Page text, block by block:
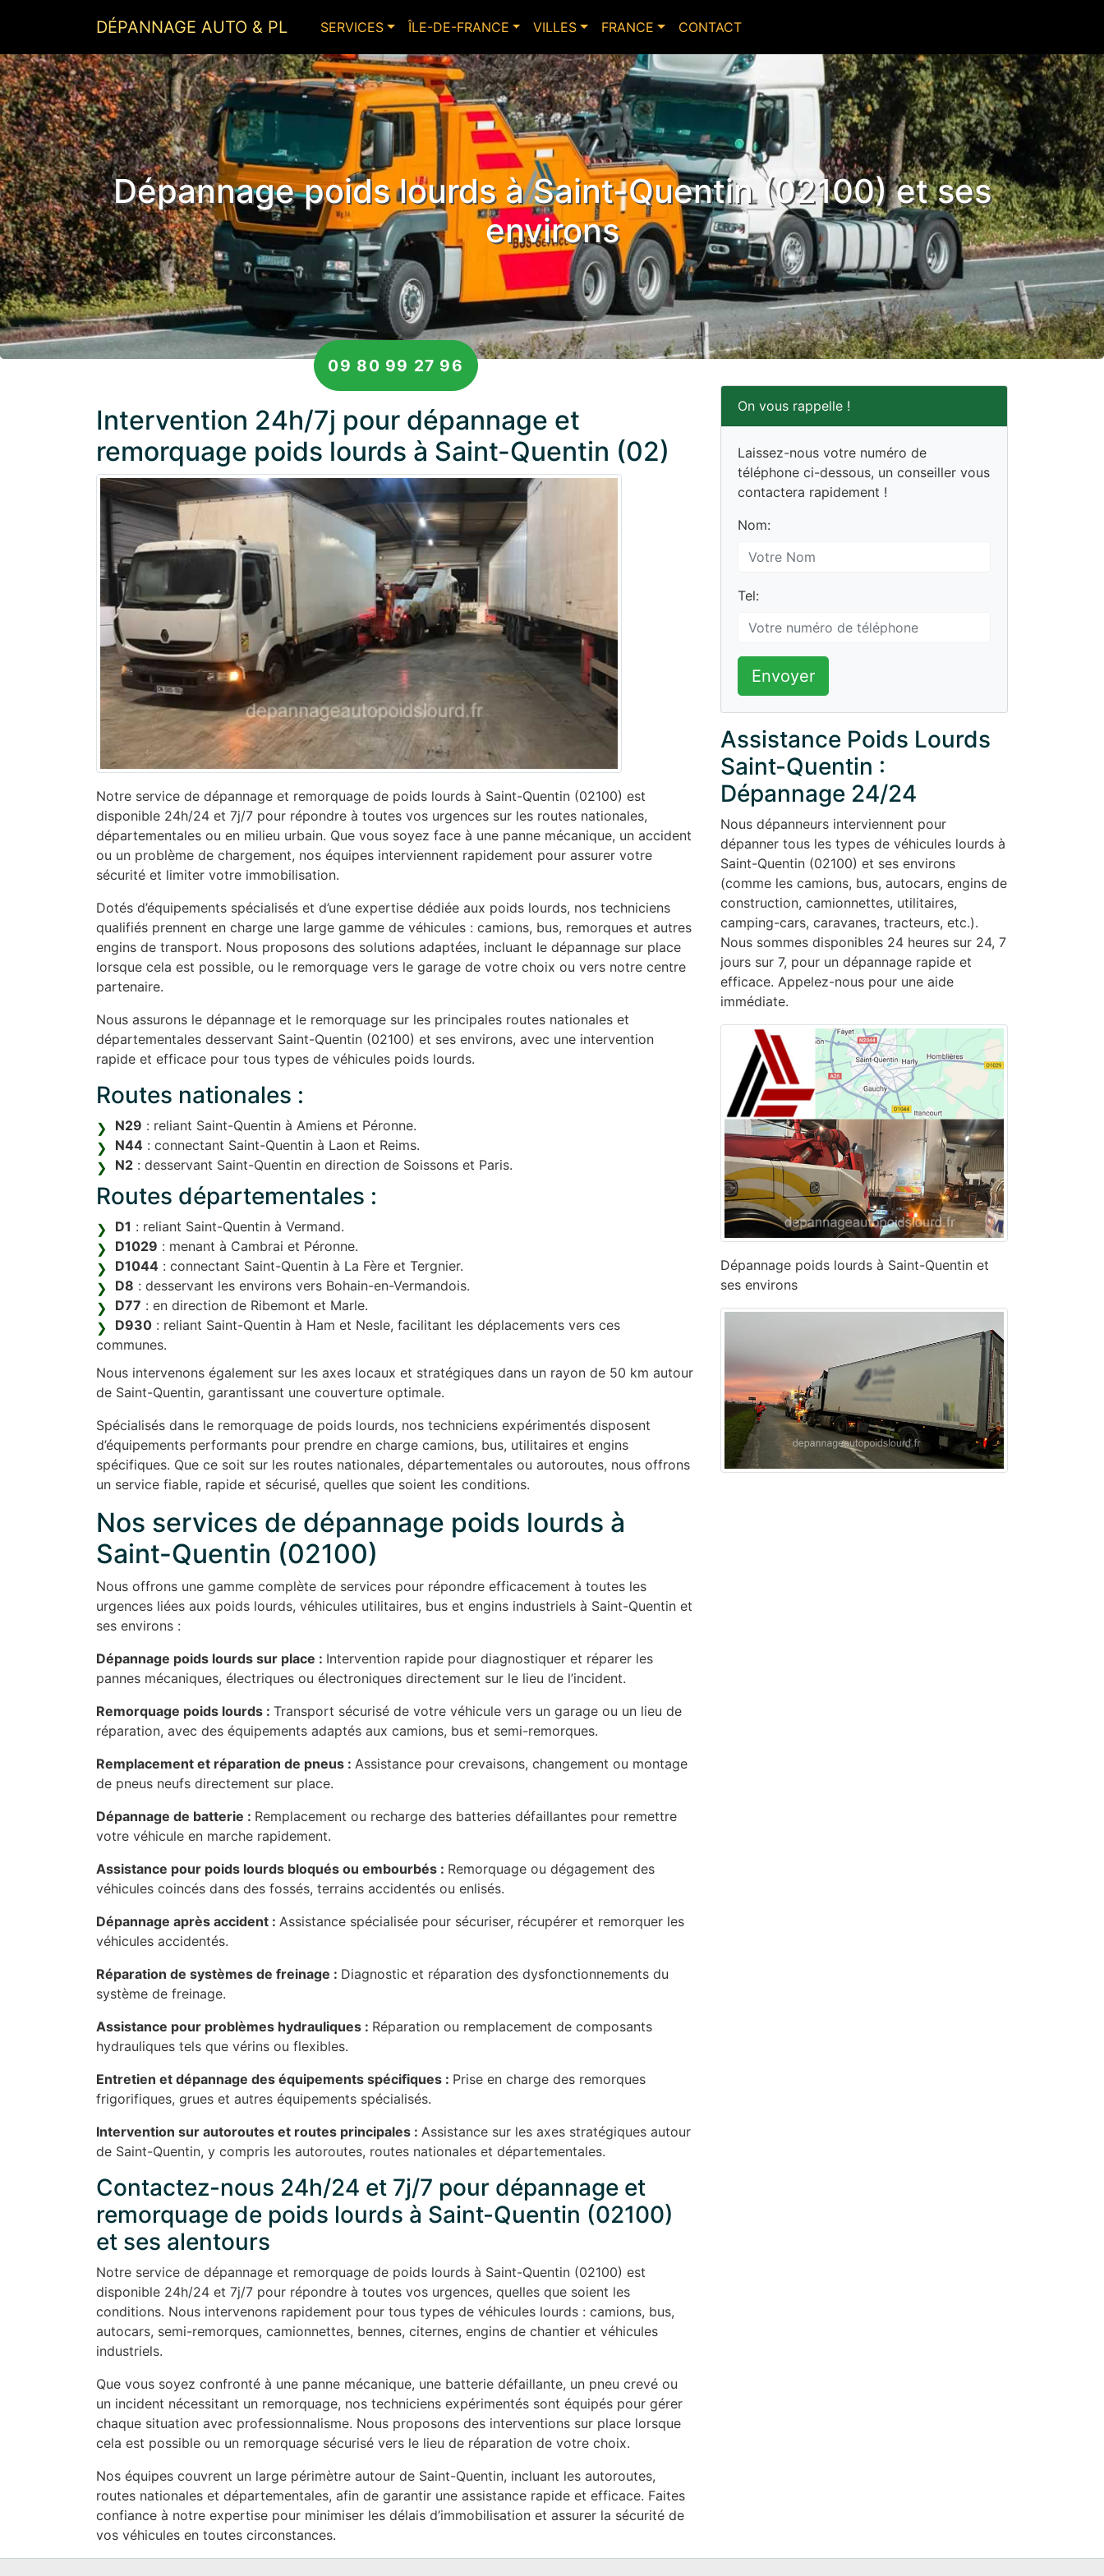
DÉPANNAGE AUTO & PL SERVICES ÎLE-DE-FRANCE VILLES FRANCE CONTACT
Dépannage poids lourds à Saint-Quentin (02100) et ses
environs
09 80 99 27 96
Intervention 24h/7j pour dépannage et
remorquage poids lourds à Saint-Quentin (02)
Notre service de dépannage et remorquage de poids lourds à Saint-Quentin (02100) est
disponible 24h/24 et 7j/7 pour répondre à toutes vos urgences sur les routes nationales,
départementales ou en milieu urbain. Que vous soyez face à une panne mécanique, un accident
ou un problème de chargement, nos équipes interviennent rapidement pour assurer votre
sécurité et limiter votre immobilisation.
Dotés d’équipements spécialisés et d’une expertise dédiée aux poids lourds, nos techniciens
qualifiés prennent en charge une large gamme de véhicules : camions, bus, remorques et autres
engins de transport. Nous proposons des solutions adaptées, incluant le dépannage sur place
lorsque cela est possible, ou le remorquage vers le garage de votre choix ou vers notre centre
partenaire.
Nous assurons le dépannage et le remorquage sur les principales routes nationales et
départementales desservant Saint-Quentin (02100) et ses environs, avec une intervention
rapide et efficace pour tous types de véhicules poids lourds.
Routes nationales :
N29 : reliant Saint-Quentin à Amiens et Péronne.
N44 : connectant Saint-Quentin à Laon et Reims.
N2 : desservant Saint-Quentin en direction de Soissons et Paris.
Routes départementales :
D1 : reliant Saint-Quentin à Vermand.
D1029 : menant à Cambrai et Péronne.
D1044 : connectant Saint-Quentin à La Fère et Tergnier.
D8 : desservant les environs vers Bohain-en-Vermandois.
D77 : en direction de Ribemont et Marle.
D930 : reliant Saint-Quentin à Ham et Nesle, facilitant les déplacements vers ces
communes.
Nous intervenons également sur les axes locaux et stratégiques dans un rayon de 50 km autour
de Saint-Quentin, garantissant une couverture optimale.
Spécialisés dans le remorquage de poids lourds, nos techniciens expérimentés disposent
d’équipements performants pour prendre en charge camions, bus, utilitaires et engins
spécifiques. Que ce soit sur les routes nationales, départementales ou autoroutes, nous offrons
un service fiable, rapide et sécurisé, quelles que soient les conditions.
Nos services de dépannage poids lourds à
Saint-Quentin (02100)
Nous offrons une gamme complète de services pour répondre efficacement à toutes les
urgences liées aux poids lourds, véhicules utilitaires, bus et engins industriels à Saint-Quentin et
ses environs :
Dépannage poids lourds sur place : Intervention rapide pour diagnostiquer et réparer les
pannes mécaniques, électriques ou électroniques directement sur le lieu de l’incident.
Remorquage poids lourds : Transport sécurisé de votre véhicule vers un garage ou un lieu de
réparation, avec des équipements adaptés aux camions, bus et semi-remorques.
Remplacement et réparation de pneus : Assistance pour crevaisons, changement ou montage
de pneus neufs directement sur place.
Dépannage de batterie : Remplacement ou recharge des batteries défaillantes pour remettre
votre véhicule en marche rapidement.
Assistance pour poids lourds bloqués ou embourbés : Remorquage ou dégagement des
véhicules coincés dans des fossés, terrains accidentés ou enlisés.
Dépannage après accident : Assistance spécialisée pour sécuriser, récupérer et remorquer les
véhicules accidentés.
Réparation de systèmes de freinage : Diagnostic et réparation des dysfonctionnements du
système de freinage.
Assistance pour problèmes hydrauliques : Réparation ou remplacement de composants
hydrauliques tels que vérins ou flexibles.
Entretien et dépannage des équipements spécifiques : Prise en charge des remorques
frigorifiques, grues et autres équipements spécialisés.
Intervention sur autoroutes et routes principales : Assistance sur les axes stratégiques autour
de Saint-Quentin, y compris les autoroutes, routes nationales et départementales.
Contactez-nous 24h/24 et 7j/7 pour dépannage et
remorquage de poids lourds à Saint-Quentin (02100)
et ses alentours
Notre service de dépannage et remorquage de poids lourds à Saint-Quentin (02100) est
disponible 24h/24 et 7j/7 pour répondre à toutes vos urgences, quelles que soient les
conditions. Nous intervenons rapidement pour tous types de véhicules lourds : camions, bus,
autocars, semi-remorques, camionnettes, bennes, citernes, engins de chantier et véhicules
industriels.
Que vous soyez confronté à une panne mécanique, une batterie défaillante, un pneu crevé ou
un incident nécessitant un remorquage, nos techniciens expérimentés sont équipés pour gérer
chaque situation avec professionnalisme. Nous proposons des interventions sur place lorsque
cela est possible ou un remorquage sécurisé vers le lieu de réparation de votre choix.
Nos équipes couvrent un large périmètre autour de Saint-Quentin, incluant les autoroutes,
routes nationales et départementales, afin de garantir une assistance rapide et efficace. Faites
confiance à notre expertise pour minimiser les délais d’immobilisation et assurer la sécurité de
vos véhicules en toutes circonstances.
On vous rappelle !
Laissez-nous votre numéro de
téléphone ci-dessous, un conseiller vous
contactera rapidement !
Nom:
Tel:
Envoyer
Assistance Poids Lourds
Saint-Quentin :
Dépannage 24/24
Nous dépanneurs interviennent pour
dépanner tous les types de véhicules lourds à
Saint-Quentin (02100) et ses environs
(comme les camions, bus, autocars, engins de
construction, camionnettes, utilitaires,
camping-cars, caravanes, tracteurs, etc.).
Nous sommes disponibles 24 heures sur 24, 7
jours sur 7, pour un dépannage rapide et
efficace. Appelez-nous pour une aide
immédiate.
Dépannage poids lourds à Saint-Quentin et
ses environs